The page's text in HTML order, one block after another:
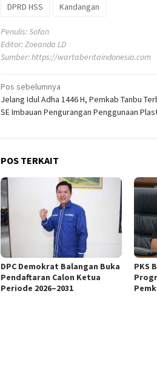
DPRD HSS Kandangan
Penulis: Sofan
Editor: Zoeanda LD
Sumber:https://wartaberitaindonesia.com
Navigasi
pos
Pos sebelumnya
Jelang Idul Adha 1446 H, Pemkab Tanbu
SE Imbauan Pengurangan Penggunaan
POS TERKAIT
DPC Demokrat Balangan Buka
Pendaftaran Calon Ketua
Periode 2026–2031
PKS